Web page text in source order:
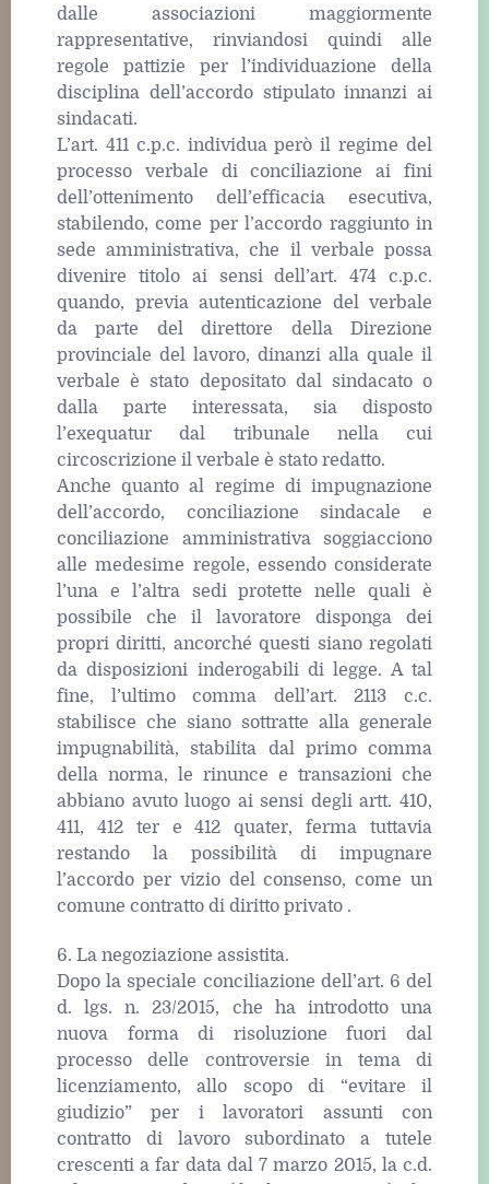
dalle associazioni maggiormente
rappresentative, rinviandosi quindi alle
regole pattizie per l’individuazione della
disciplina dell’accordo stipulato innanzi ai
sindacati.
L’art. 411 c.p.c. individua però il regime del
processo verbale di conciliazione ai fini
dell’ottenimento dell’efficacia esecutiva,
stabilendo, come per l’accordo raggiunto in
sede amministrativa, che il verbale possa
divenire titolo ai sensi dell’art. 474 c.p.c.
quando, previa autenticazione del verbale
da parte del direttore della Direzione
provinciale del lavoro, dinanzi alla quale il
verbale è stato depositato dal sindacato o
dalla parte interessata, sia disposto
l’exequatur dal tribunale nella cui
circoscrizione il verbale è stato redatto.
Anche quanto al regime di impugnazione
dell’accordo, conciliazione sindacale e
conciliazione amministrativa soggiacciono
alle medesime regole, essendo considerate
l’una e l’altra sedi protette nelle quali è
possibile che il lavoratore disponga dei
propri diritti, ancorché questi siano regolati
da disposizioni inderogabili di legge. A tal
fine, l’ultimo comma dell’art. 2113 c.c.
stabilisce che siano sottratte alla generale
impugnabilità, stabilita dal primo comma
della norma, le rinunce e transazioni che
abbiano avuto luogo ai sensi degli artt. 410,
411, 412 ter e 412 quater, ferma tuttavia
restando la possibilità di impugnare
l’accordo per vizio del consenso, come un
comune contratto di diritto privato .
6. La negoziazione assistita.
Dopo la speciale conciliazione dell’art. 6 del
d. lgs. n. 23/2015, che ha introdotto una
nuova forma di risoluzione fuori dal
processo delle controversie in tema di
licenziamento, allo scopo di “evitare il
giudizio” per i lavoratori assunti con
contratto di lavoro subordinato a tutele
crescenti a far data dal 7 marzo 2015, la c.d.